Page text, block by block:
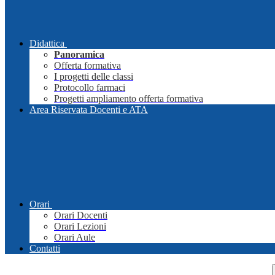
Didattica
Panoramica
Offerta formativa
I progetti delle classi
Protocollo farmaci
Progetti ampliamento offerta formativa
Area Riservata Docenti e ATA
Orari
Orari Docenti
Orari Lezioni
Orari Aule
Contatti